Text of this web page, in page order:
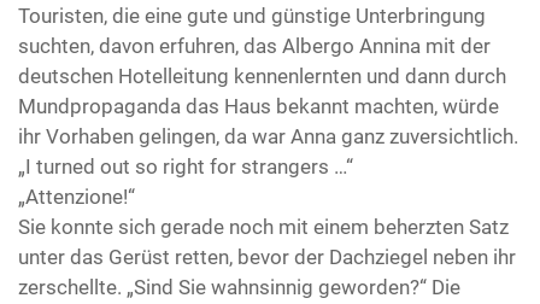
Touristen, die eine gute und günstige Unterbringung
suchten, davon erfuhren, das Albergo Annina mit der
deutschen Hotelleitung kennenlernten und dann durch
Mundpropaganda das Haus bekannt machten, würde
ihr Vorhaben gelingen, da war Anna ganz zuversichtlich.
„I turned out so right for strangers …“
„Attenzione!“
Sie konnte sich gerade noch mit einem beherzten Satz
unter das Gerüst retten, bevor der Dachziegel neben ihr
zerschellte. „Sind Sie wahnsinnig geworden?“ Die